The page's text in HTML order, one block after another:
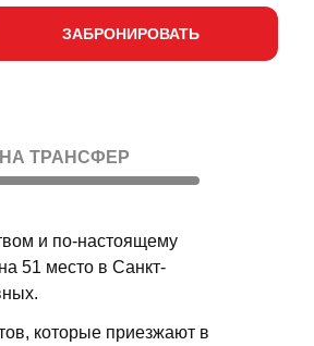
ЗАБРОНИРОВАТЬ
и по-настоящему
51 место в Санкт-
которые приезжают в
ТРАНСФЕР